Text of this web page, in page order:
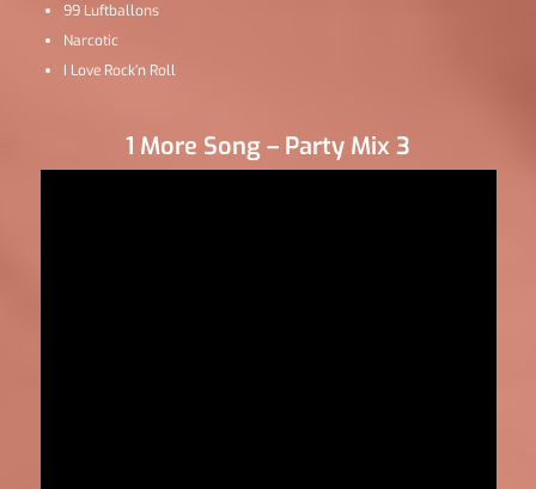
99 Luftballons
Narcotic
I Love Rock’n Roll
1 More Song – Party Mix 3